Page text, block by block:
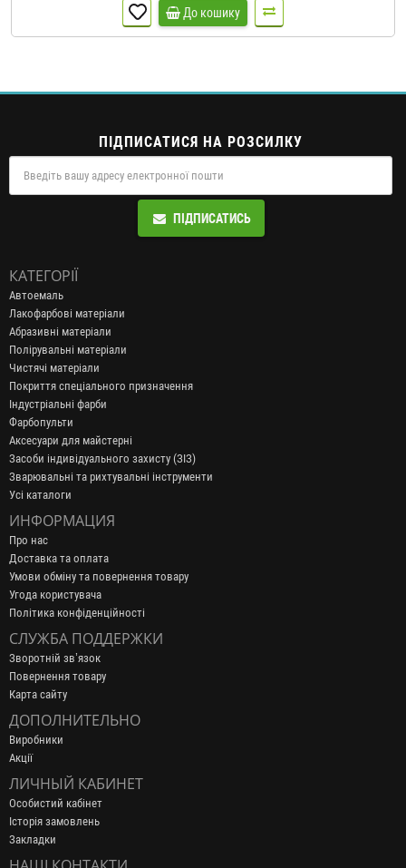
До кошику
ПІДПИСАТИСЯ НА РОЗСИЛКУ
ПІДПИСАТИСЬ
КАТЕГОРІЇ
Автоемаль
Лакофарбові матеріали
Абразивні матеріали
Полірувальні матеріали
Чистячі матеріали
Покриття спеціального призначення
Індустріальні фарби
Фарбопульти
Аксесуари для майстерні
Засоби індивідуального захисту (ЗІЗ)
Зварювальні та рихтувальні інструменти
Усі каталоги
ИНФОРМАЦИЯ
Про нас
Доставка та оплата
Умови обміну та повернення товару
Угода користувача
Політика конфіденційності
СЛУЖБА ПОДДЕРЖКИ
Зворотній зв’язок
Повернення товару
Карта сайту
ДОПОЛНИТЕЛЬНО
Виробники
Акції
ЛИЧНЫЙ КАБИНЕТ
Особистий кабінет
Історія замовлень
Закладки